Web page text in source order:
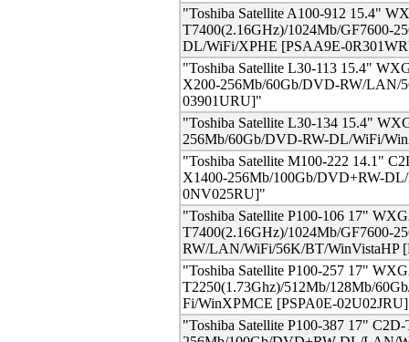
"Toshiba Satellite A100-912 15.4"
T7400(2.16GHz)/1024Mb/GF7600-
DL/WiFi/XPHE [PSAA9E-
"Toshiba Satellite L30-113 15.4"
X200-256Mb/60Gb/DVD-RW/LAN/
03901URU]"
"Toshiba Satellite L30-134 15.4"
256Mb/60Gb/DVD-RW-DL/WiFi/
"Toshiba Satellite M100-222 14.1"
X1400-256Mb/100Gb/DVD+RW-
0NV025RU]"
"Toshiba Satellite P100-106 17"
T7400(2.16GHz)/1024Mb/GF7600-
RW/LAN/WiFi/56K/BT/WinVistaHP
"Toshiba Satellite P100-257 17"
T2250(1.73Ghz)/512Mb/128Mb/
Fi/WinXPMCE [PSPA0E-
"Toshiba Satellite P100-387 17"